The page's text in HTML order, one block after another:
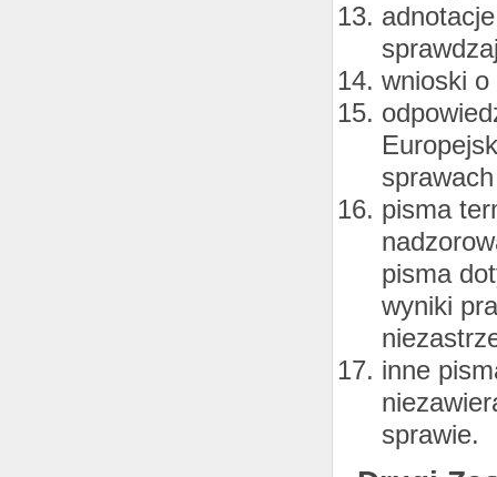
wnioski o
pisma
pisma
wyniki
inne
sprawie.